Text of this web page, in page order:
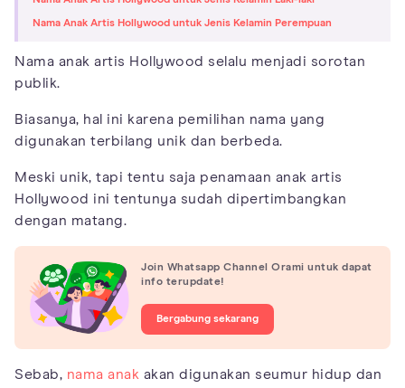
Nama Anak Artis Hollywood untuk Jenis Kelamin Perempuan
Nama anak artis Hollywood selalu menjadi sorotan
publik.
Biasanya, hal ini karena pemilihan nama yang
digunakan terbilang unik dan berbeda.
Meski unik, tapi tentu saja penamaan anak artis
Hollywood ini tentunya sudah dipertimbangkan
dengan matang.
Join Whatsapp Channel Orami untuk dapat
info terupdate!
Bergabung sekarang
Sebab, nama anak akan digunakan seumur hidup dan